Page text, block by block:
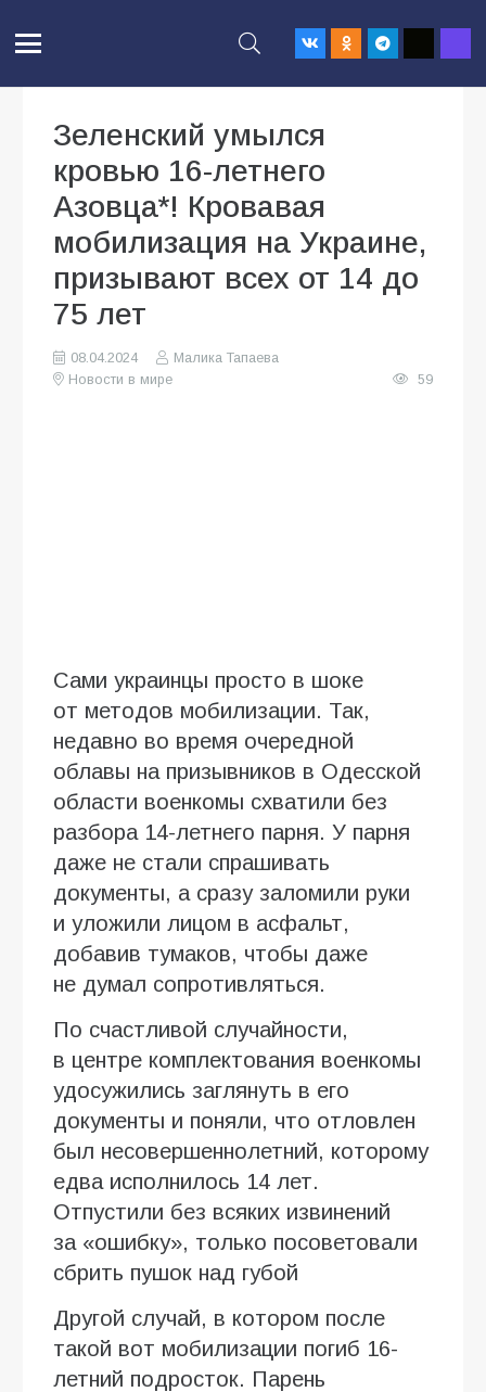
Зеленский умылся
кровью 16-летнего
Азовца*! Кровавая
мобилизация на Украине,
призывают всех от 14 до
75 лет
08.04.2024
Малика Тапаева
Новости в мире
59
Сами украинцы просто в шоке
от методов мобилизации. Так,
недавно во время очередной
облавы на призывников в Одесской
области военкомы схватили без
разбора 14-летнего парня. У парня
даже не стали спрашивать
документы, а сразу заломили руки
и уложили лицом в асфальт,
добавив тумаков, чтобы даже
не думал сопротивляться.
По счастливой случайности,
в центре комплектования военкомы
удосужились заглянуть в его
документы и поняли, что отловлен
был несовершеннолетний, которому
едва исполнилось 14 лет.
Отпустили без всяких извинений
за «ошибку», только посоветовали
сбрить пушок над губой
Другой случай, в котором после
такой вот мобилизации погиб 16-
летний подросток. Парень